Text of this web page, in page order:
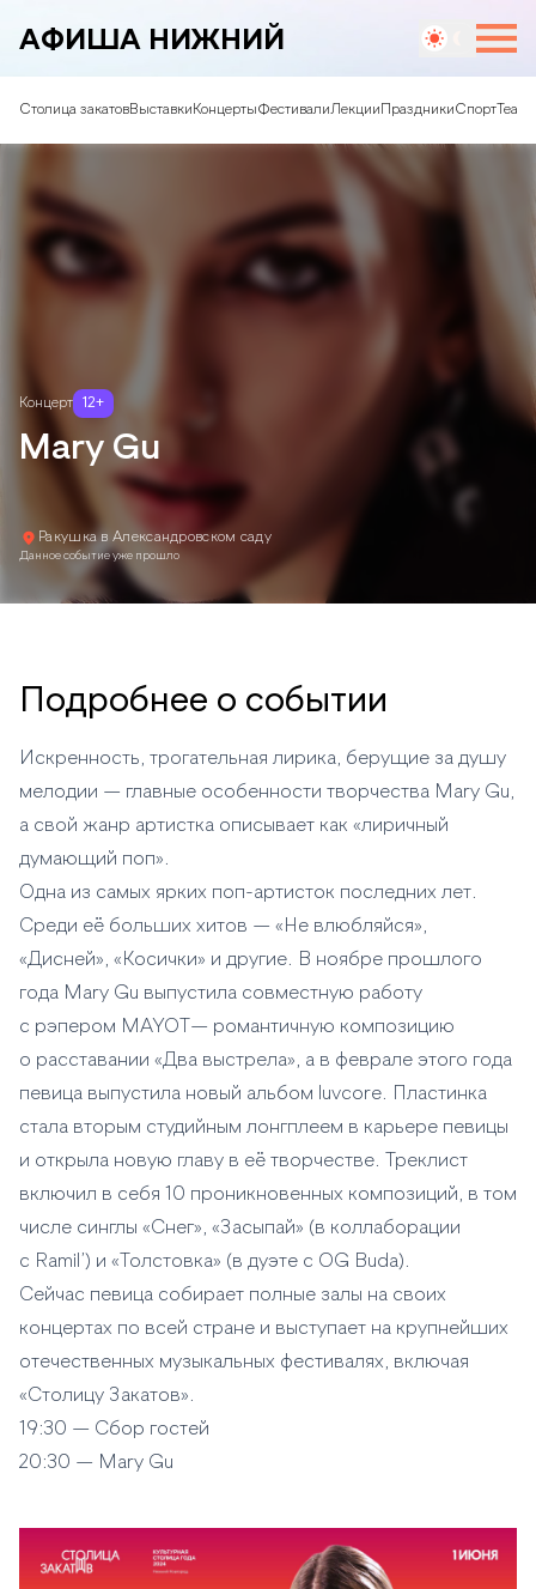
АФИША НИЖНИЙ
Столица закатовВыставкиКонцертыФестивалиЛекции ПраздникиСпорт
Концерт 12+
Mary Gu
Ракушка в Александровском саду
Данное событие уже прошло
Подробнее о событии
Искренность, трогательная лирика, берущие за душу
мелодии — главные особенности творчества Mary Gu,
а свой жанр артистка описывает как «лиричный
думающий поп».
Одна из самых ярких поп-артисток последних лет.
Среди её больших хитов — «Не влюбляйся»,
«Дисней», «Косички» и другие. В ноябре прошлого
года Mary Gu выпустила совместную работу
с рэпером MAYOT— романтичную композицию
о расставании «Два выстрела», а в феврале этого года
певица выпустила новый альбом luvcore. Пластинка
стала вторым студийным лонгплеем в карьере певицы
и открыла новую главу в её творчестве. Треклист
включил в себя 10 проникновенных композиций, в том
числе синглы «Снег», «Засыпай» (в коллаборации
с Ramil’) и «Толстовка» (в дуэте с OG Buda).
Сейчас певица собирает полные залы на своих
концертах по всей стране и выступает на крупнейших
отечественных музыкальных фестивалях, включая
«Столицу Закатов».
19:30 — Сбор гостей
20:30 — Mary Gu